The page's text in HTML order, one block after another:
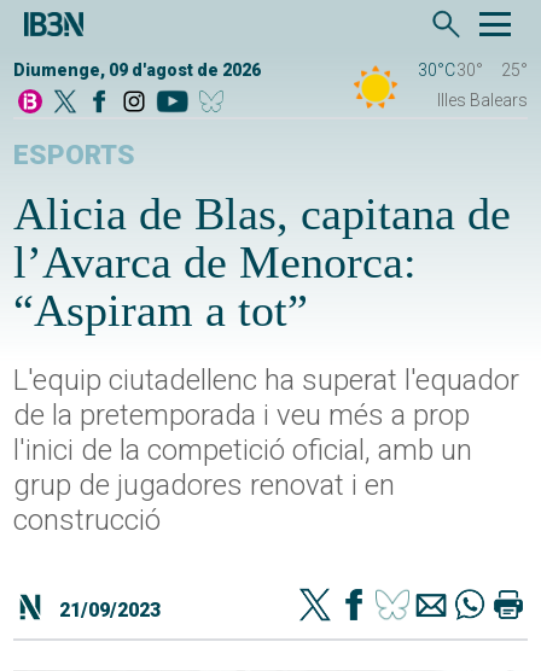
Diumenge, 09 d'agost de 2026 30°C30°
25°
Illes Balears
ESPORTS
Alicia de Blas, capitana de
l’Avarca de Menorca:
“Aspiram a tot”
L'equip ciutadellenc ha superat l'equador
de la pretemporada i veu més a prop
l'inici de la competició oficial, amb un
grup de jugadores renovat i en
construcció
21/09/2023